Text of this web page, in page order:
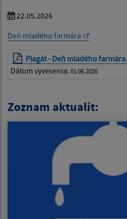
22.05.2026
Deň mladého farmára
Plagát - Deň mladého farmára
Dátum vyvesenia: 01.06.2026
Zoznam aktualít: